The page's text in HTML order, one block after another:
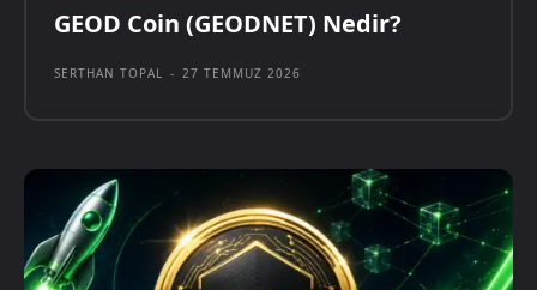
GEOD Coin (GEODNET) Nedir?
SERTHAN TOPAL - 27 TEMMUZ 2026